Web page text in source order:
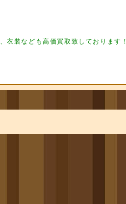
衣装なども高価買取致しております！